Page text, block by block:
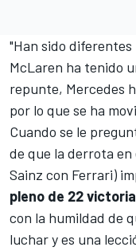
"Han sido
McLaren ha tenido
repunte, Mercedes
por lo que se ha
Cuando se le
de que la derrota en
Sainz con Ferrari)
pleno de 22
con la humildad de
luchar y es una